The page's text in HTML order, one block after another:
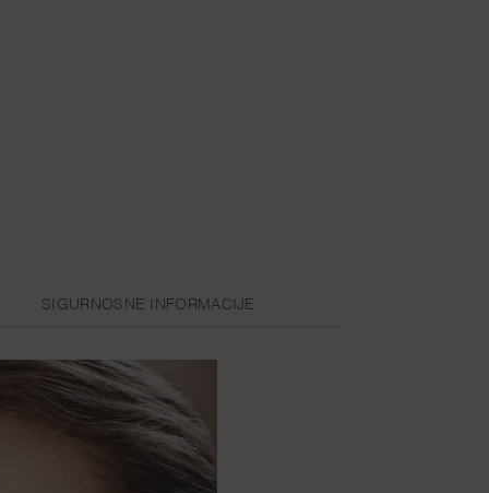
SIGURNOSNE INFORMACIJE